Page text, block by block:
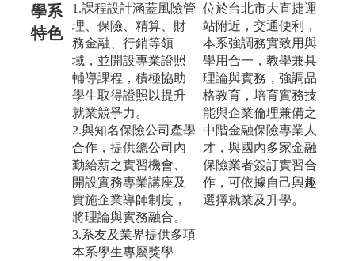
學系
特色
1.課程設計涵蓋風險管
理、保險、精算、財
務金融、行銷等領
域，並開設專業證照
輔導課程，積極協助
學生取得證照以提升
就業競爭力。
2.與知名保險公司產學
合作，提供總公司內
勤給薪之實習機會、
開設實務專業講座及
實施企業導師制度，
將理論與實務融合。
3.系友及業界提供多項
本系學生專屬獎學
位於台北市大直捷運
站附近，交通便利，
本系強調務實致用與
學用合一，教學兼具
理論與實務，強調品
格教育，培育實務技
能與企業倫理兼備之
中階金融保險專業人
才，與國內多家金融
保險業者簽訂實習合
作，可依據自己興趣
選擇就業及升學。